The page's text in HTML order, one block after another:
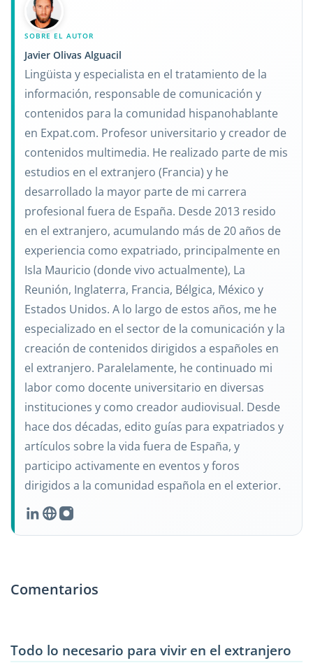
SOBRE EL AUTOR
Javier Olivas Alguacil
Lingüista y especialista en el tratamiento de la
información, responsable de comunicación y
contenidos para la comunidad hispanohablante
en Expat.com. Profesor universitario y creador de
contenidos multimedia. He realizado parte de mis
estudios en el extranjero (Francia) y he
desarrollado la mayor parte de mi carrera
profesional fuera de España. Desde 2013 resido
en el extranjero, acumulando más de 20 años de
experiencia como expatriado, principalmente en
Isla Mauricio (donde vivo actualmente), La
Reunión, Inglaterra, Francia, Bélgica, México y
Estados Unidos. A lo largo de estos años, me he
especializado en el sector de la comunicación y la
creación de contenidos dirigidos a españoles en
el extranjero. Paralelamente, he continuado mi
labor como docente universitario en diversas
instituciones y como creador audiovisual. Desde
hace dos décadas, edito guías para expatriados y
artículos sobre la vida fuera de España, y
participo activamente en eventos y foros
dirigidos a la comunidad española en el exterior.
Comentarios
Todo lo necesario para vivir en el extranjero